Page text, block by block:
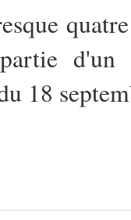
partie
18